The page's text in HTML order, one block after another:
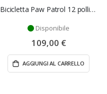
Bicicletta Paw Patrol 12 pollici bambino - Dino Bikes
Disponibile
109,00 €
AGGIUNGI AL CARRELLO